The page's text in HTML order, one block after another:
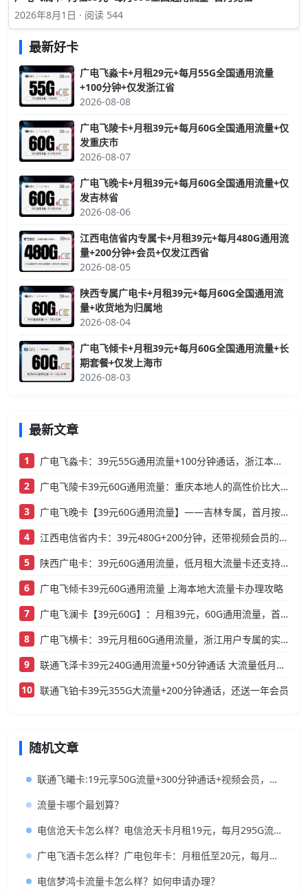
2026年8月1日 · 阅读 544
最新好卡
广电飞淼卡+月租29元+每月55G全国通用流量
+100分钟+仅发浙江省
2026-08-08
广电飞陵卡+月租39元+每月60G全国通用流量+仅
发重庆市
2026-08-07
广电飞晚卡+月租39元+每月60G全国通用流量+仅
发吉林省
2026-08-06
江西电信省内专属卡+月租39元+每月480G通用流
量+200分钟+会员+仅发江西省
2026-08-05
陕西专属广电卡+月租39元+每月60G全国通用流
量+收货地为归属地
2026-08-04
广电飞倾卡+月租39元+每月60G全国通用流量+长
期套餐+仅发上海市
2026-08-03
最新文章
1
广电飞淼卡：39元55G通用流量+100分钟通话，浙江本地人的高性价比大流量卡推荐
2
广电飞陵卡39元60G通用流量：重庆本地人的高性价比大流量卡推荐
3
广电飞晚卡【39元60G通用流量】——吉林专属，首月按天折算，流量充足不踩坑
4
江西电信省内卡：39元480G+200分钟，还带视频会员的大流量卡
5
陕西广电卡：39元60G通用流量，低月租大流量卡还支持结转
6
广电飞倾卡39元60G通用流量 上海本地大流量卡办理攻略
7
广电飞澜卡【39元60G】：月租39元，60G通用流量，首月免费真香！
8
广电飞横卡：39元月租60G通用流量，浙江用户专属的实用型套餐
9
联通飞泽卡39元240G通用流量+50分钟通话 大流量低月租办理指南
10 联通飞铂卡39元355G大流量+200分钟通话，还送一年会员
随机文章
联通飞曦卡:19元享50G流量+300分钟通话+视频会员，香到飞起！
流量卡哪个最划算？
电信沧天卡怎么样？电信沧天卡月租19元，每月295G流量，首充50元送120元
广电飞酒卡怎么样？广电包年卡：月租低至20元，每月350G全国流量+200分钟免费通话，长期套餐
电信梦鸿卡流量卡怎么样？如何申请办理？